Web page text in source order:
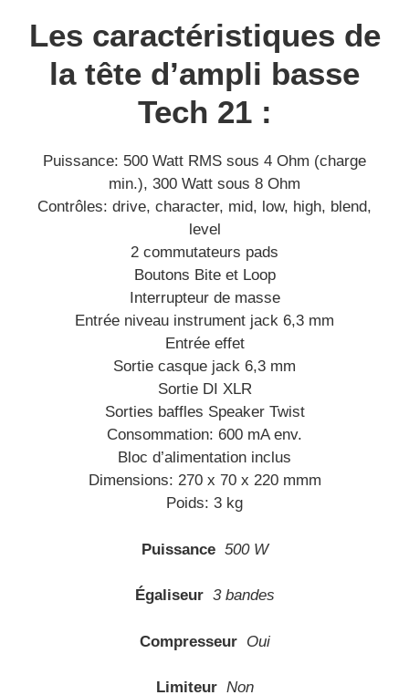
Les caractéristiques de
la tête d’ampli basse
Tech 21 :
Puissance: 500 Watt RMS sous 4 Ohm (charge
min.), 300 Watt sous 8 Ohm
Contrôles: drive, character, mid, low, high, blend,
level
2 commutateurs pads
Boutons Bite et Loop
Interrupteur de masse
Entrée niveau instrument jack 6,3 mm
Entrée effet
Sortie casque jack 6,3 mm
Sortie DI XLR
Sorties baffles Speaker Twist
Consommation: 600 mA env.
Bloc d’alimentation inclus
Dimensions: 270 x 70 x 220 mmm
Poids: 3 kg
Puissance 500 W
Égaliseur 3 bandes
Compresseur Oui
Limiteur Non